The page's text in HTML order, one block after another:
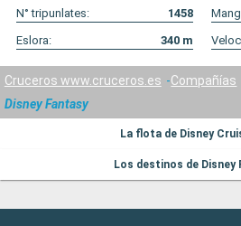
N° tripunlates:
1458
Eslora:
340 m
Cruceros www.cruceros.es Compañías
Disney Fantasy
La flota de Disney
Los destinos de Disney